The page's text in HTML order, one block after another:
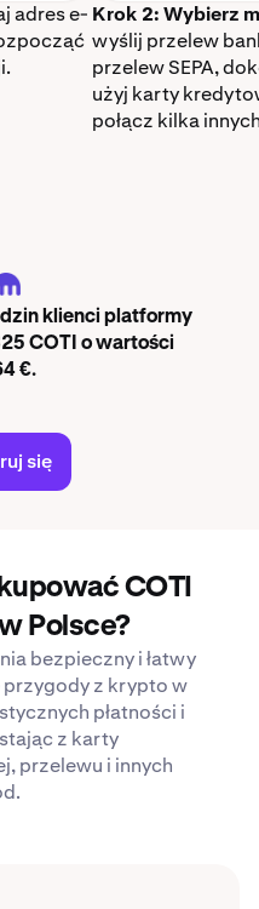
adres e- Krok 2: Wybierz
wyślij przelew
przelew SEPA,
użyj karty
połącz kilka
klienci platformy
COTI o wartości
€.
się
COTI
Polsce?
bezpieczny i łatwy
z krypto w
płatności i
z karty
przelewu i innych